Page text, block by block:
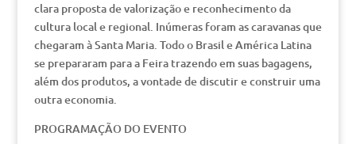
clara proposta de valorização e reconhecimento da
cultura local e regional. Inúmeras foram as caravanas que
chegaram à Santa Maria. Todo o Brasil e América Latina
se prepararam para a Feira trazendo em suas bagagens,
além dos produtos, a vontade de discutir e construir uma
outra economia.
PROGRAMAÇÃO DO EVENTO